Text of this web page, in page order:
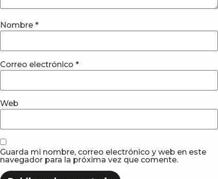
Nombre *
Correo electrónico *
Web
Guarda mi nombre, correo electrónico y web en este
navegador para la próxima vez que comente.